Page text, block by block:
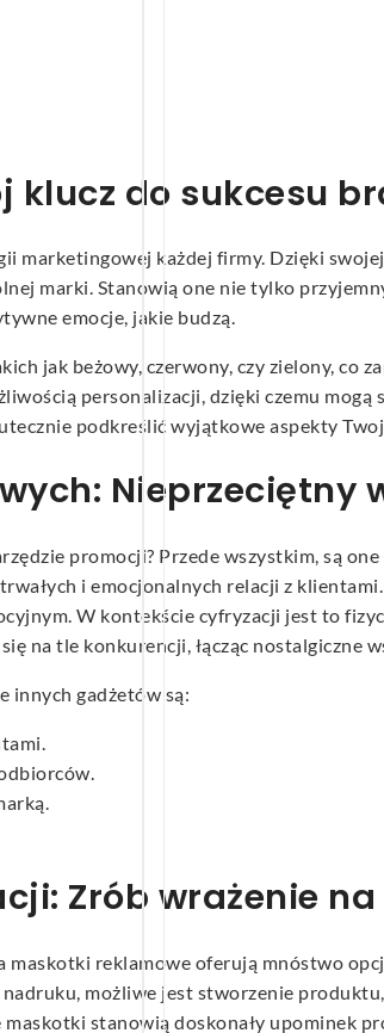
klucz do sukcesu
marketingowej każdej firmy. Dzięki
marki. Stanowią one nie tylko
emocje, jakie budzą.
jak beżowy, czerwony, czy zielony, co
personalizacji, dzięki czemu
podkreślić wyjątkowe aspekty
Nieprzeciętny
promocji? Przede wszystkim, są
i emocjonalnych relacji z
W kontekście cyfryzacji jest to
na tle konkurencji, łącząc
innych gadżetów są:
Zrób wrażenie
maskotki reklamowe oferują mnóstwo
możliwe jest stworzenie
stanowią doskonały upominek